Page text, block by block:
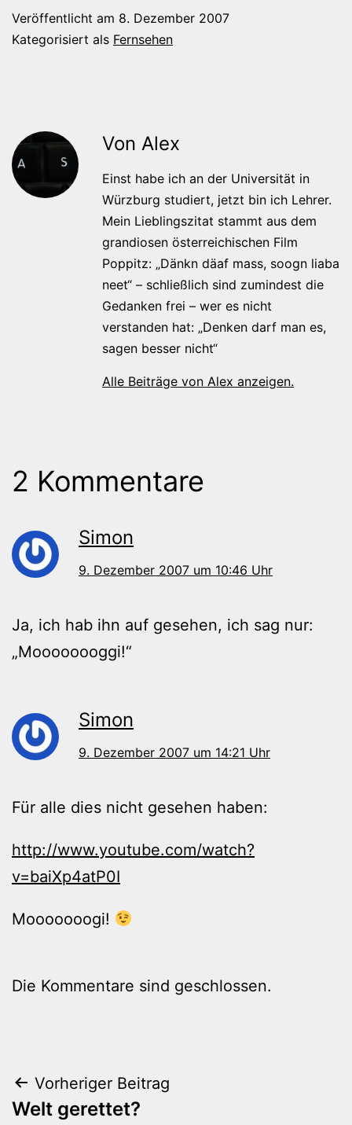
Veröffentlicht am 8. Dezember 2007
Kategorisiert als Fernsehen
Von Alex
Einst habe ich an der Universität in
Würzburg studiert, jetzt bin ich Lehrer.
Mein Lieblingszitat stammt aus dem
grandiosen österreichischen Film
Poppitz: „Dänkn däaf mass, soogn liaba
neet“ – schließlich sind zumindest die
Gedanken frei – wer es nicht
verstanden hat: „Denken darf man es,
sagen besser nicht“
Alle Beiträge von Alex anzeigen.
2 Kommentare
Simon
9. Dezember 2007 um 10:46 Uhr
Ja, ich hab ihn auf gesehen, ich sag nur:
„Moooooooggi!“
Simon
9. Dezember 2007 um 14:21 Uhr
Für alle dies nicht gesehen haben:
http://www.youtube.com/watch?
v=baiXp4atP0I
Mooooooogi!
Die Kommentare sind geschlossen.
Beitragsnavigation
Vorheriger Beitrag
Welt gerettet?